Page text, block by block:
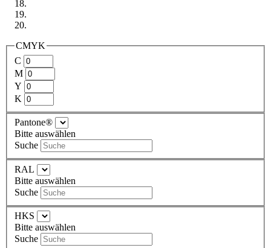
CMYK
C
M
Y
K
Pantone®
Bitte auswählen
Suche
RAL
Bitte auswählen
Suche
HKS
Bitte auswählen
Suche